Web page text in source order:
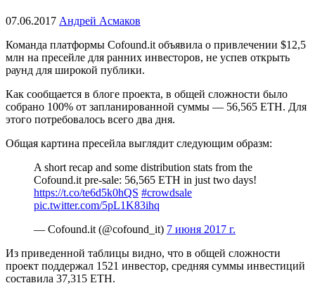
07.06.2017 Андрей Асмаков
Команда платформы Cofound.it объявила о привлечении $12,5
млн на пресейле для ранних инвесторов, не успев открыть
раунд для широкой публики.
Как сообщается в блоге проекта, в общей сложности было
собрано 100% от запланированной суммы — 56,565 ETH. Для
этого потребовалось всего два дня.
Общая картина пресейла выглядит следующим образм:
A short recap and some distribution stats from the
Cofound.it pre-sale: 56,565 ETH in just two days!
https://t.co/te6d5k0hQS #crowdsale
pic.twitter.com/5pL1K83ihq
— Cofound.it (@cofound_it) 7 июня 2017 г.
Из приведенной таблицы видно, что в общей сложности
проект поддержал 1521 инвестор, средняя суммы инвестиций
составила 37,315 ETH.